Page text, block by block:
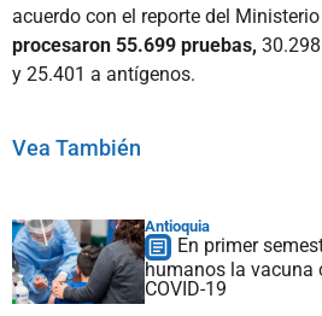
acuerdo con el reporte del
procesaron 55.699 pruebas,
y 25.401 a antígenos.
Vea También
Antioquia
En primer
humanos la vacuna
COVID-19